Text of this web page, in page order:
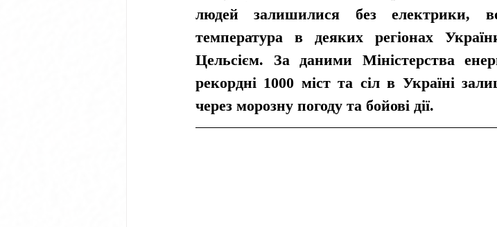
людей залишилися без електрики,
температура в деяких регіонах
Цельсієм. За даними Міністерства
рекордні 1000 міст та сіл в Україні
через морозну погоду та бойові дії.